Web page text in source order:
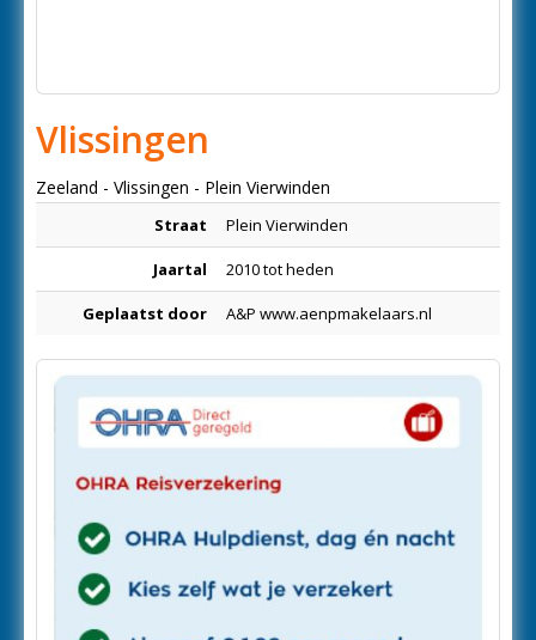
Vlissingen
Zeeland - Vlissingen - Plein Vierwinden
Straat Plein Vierwinden
Jaartal 2010 tot heden
Geplaatst door A&P www.aenpmakelaars.nl